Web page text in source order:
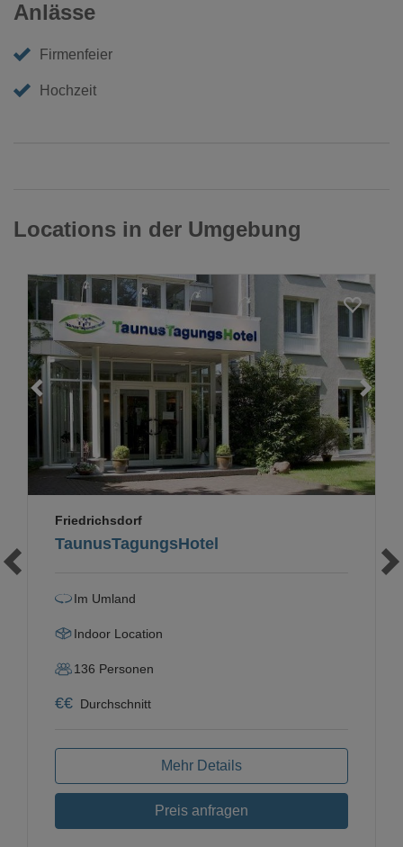
Anlässe
Firmenfeier
Hochzeit
Locations in der Umgebung
TaunusTagungsHotel
Friedrichsdorf
Im Umland
Indoor Location
136 Personen
€€ Durchschnitt
Mehr Details
Preis anfragen